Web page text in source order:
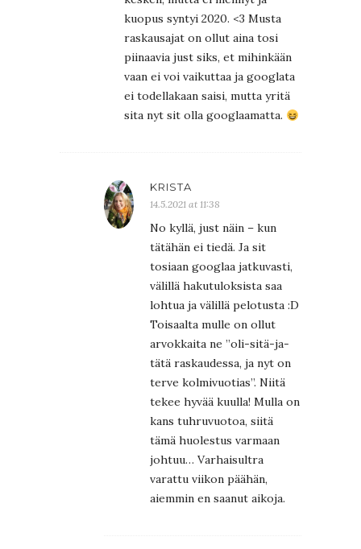
kuopus syntyi 2020. <3 Musta
raskausajat on ollut aina tosi
piinaavia just siks, et mihinkään
vaan ei voi vaikuttaa ja googlata
ei todellakaan saisi, mutta yritä
sita nyt sit olla googlaamatta.
KRISTA
14.5.2021 at 11:38
No kyllä, just näin – kun
tätähän ei tiedä. Ja sit
tosiaan googlaa jatkuvasti,
välillä hakutuloksista saa
lohtua ja välillä pelotusta :D
Toisaalta mulle on ollut
arvokkaita ne ”oli-sitä-ja-
tätä raskaudessa, ja nyt on
terve kolmivuotias”. Niitä
tekee hyvää kuulla! Mulla on
kans tuhruvuotoa, siitä
tämä huolestus varmaan
johtuu… Varhaisultra
varattu viikon päähän,
aiemmin en saanut aikoja.